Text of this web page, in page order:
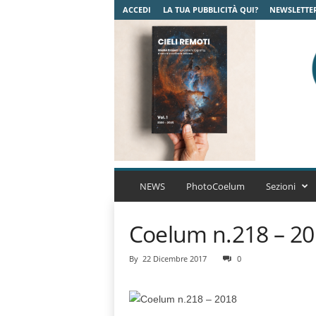
ACCEDI LA TUA PUBBLICITÀ QUI?
C
u
m
NEWS PhotoCoelum Sezioni
Coelum n.218 –
By 22 Dicembre 2017 0